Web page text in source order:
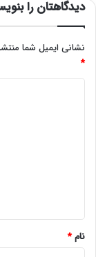
دیدگاهتان را
نشانی ایمیل شما
*
نام*